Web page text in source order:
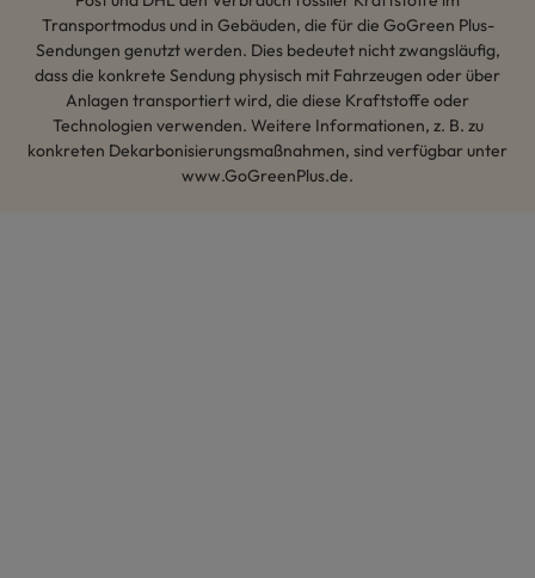
Transportmodus und in Gebäuden, die für die GoGreen Plus-
Sendungen genutzt werden. Dies bedeutet nicht zwangsläufig,
dass die konkrete Sendung physisch mit Fahrzeugen oder über
Anlagen transportiert wird, die diese Kraftstoffe oder
Technologien verwenden. Weitere Informationen, z. B. zu
konkreten Dekarbonisierungsmaßnahmen, sind verfügbar unter
www.GoGreenPlus.de.